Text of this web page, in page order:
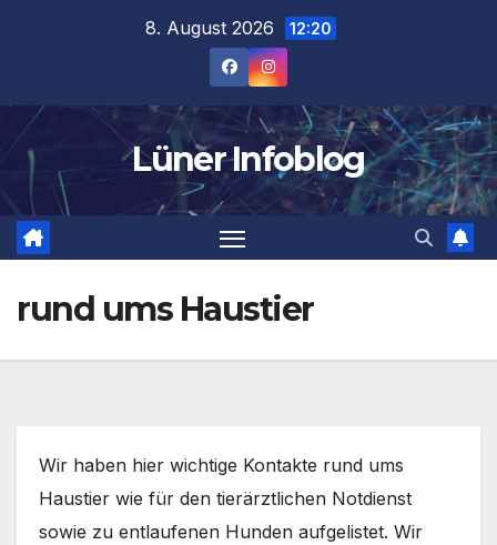
8. August 2026 12:20
Lüner Infoblog
rund ums Haustier
Wir haben hier wichtige Kontakte rund ums
Haustier wie für den tierärztlichen Notdienst
sowie zu entlaufenen Hunden aufgelistet. Wir